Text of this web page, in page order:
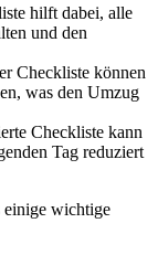
hilft dabei, alle
und den
Checkliste können
was den Umzug
Checkliste kann
Tag reduziert
einige wichtige